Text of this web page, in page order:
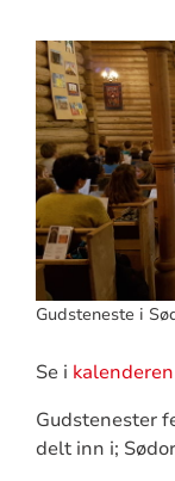
Gudsteneste i
Se i kalenderen
Gudstenester
delt inn i;